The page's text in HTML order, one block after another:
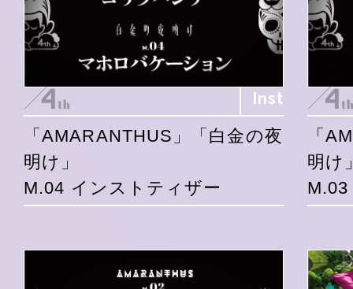
Inst
「AMARANTHUS」「白金の夜
明け」
M.04 インストティザー
「
明け